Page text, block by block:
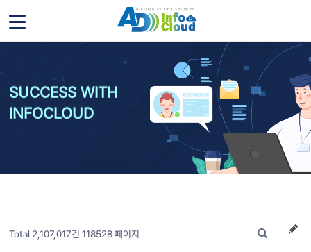
SUCCESS WITH
INFOCLOUD
Total 2,107,017건 118528 페이지